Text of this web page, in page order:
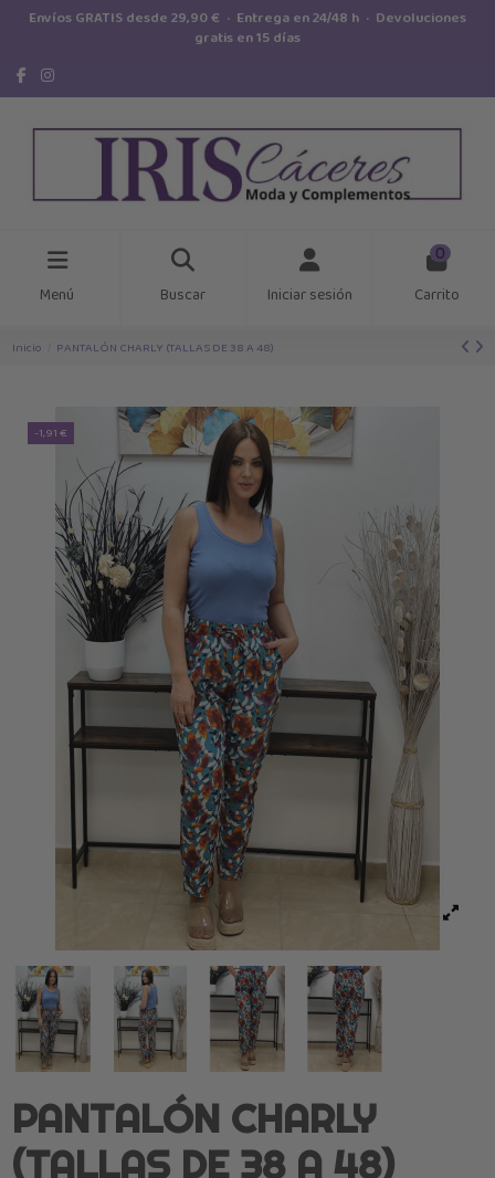
Envíos GRATIS desde 29,90 € · Entrega en 24/48 h · Devoluciones
gratis en 15 días
Menú Buscar Iniciar sesión
0
Carrito
Inicio PANTALÓN CHARLY (TALLAS DE 38 A 48)
-1,91 €
PANTALÓN CHARLY
(TALLAS DE 38 A 48)